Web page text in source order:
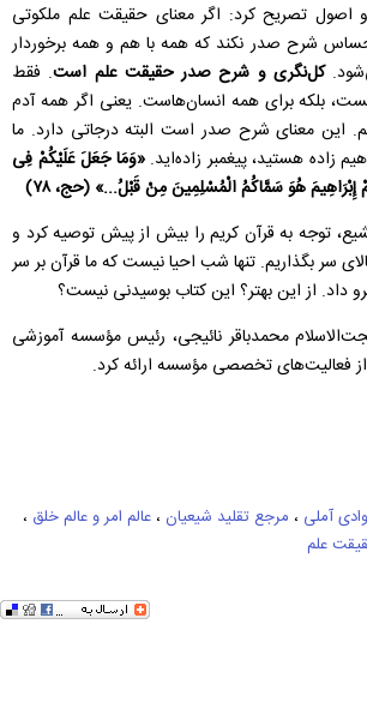
اصول تصریح کرد: اگر معنای حقیقت علم ملکوتی
شرح صدر نکند که همه با هم و همه برخوردار
کل‌نگری و شرح صدر حقیقت علم است. فقط
بلکه برای همه انسان‌هاست. یعنی اگر همه آدم
این معنای شرح صدر است البته درجاتی دارد. ما
زاده هستید، پیغمبر زاده‌اید.«وَمَا جَعَلَ عَلَیْکُمْ فِی
هُوَ سَمَّاکُمُ الْمُسْلِمِینَ مِنْ قَبْلُ...» (حج، ۷۸)
توجه به قرآن کریم را بیش از پیش توصیه کرد و
سر بگذاریم. تنها شب احیا نیست که ما قرآن بر سر
داد. از این بهتر؟ این کتاب بوسیدنی نیست؟
محمدباقر نائیجی، رئیس مؤسسه آموزشی
از فعالیت‌های تخصصی مؤسسه ارائه کرد.
آملی ، مرجع تقلید شیعیان ، عالم امر و عالم خلق ،
علم